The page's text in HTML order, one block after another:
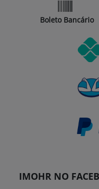
Boleto Bancário
IMOHR NO